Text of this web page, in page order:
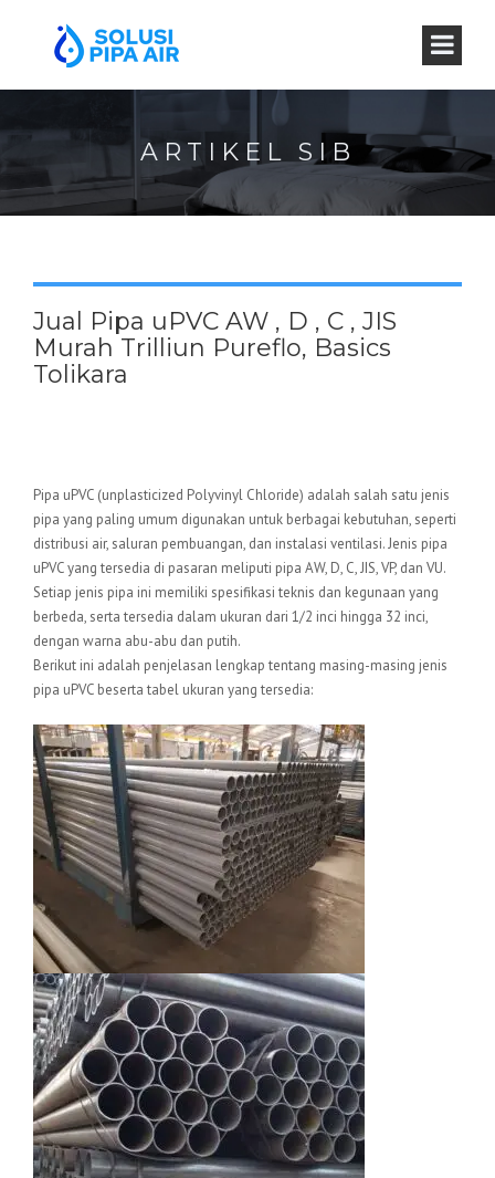
ARTIKEL SIB
Jual Pipa uPVC AW , D , C , JIS
Murah Trilliun Pureflo, Basics
Tolikara
Pipa uPVC (unplasticized Polyvinyl Chloride) adalah salah satu jenis
pipa yang paling umum digunakan untuk berbagai kebutuhan, seperti
distribusi air, saluran pembuangan, dan instalasi ventilasi. Jenis pipa
uPVC yang tersedia di pasaran meliputi pipa AW, D, C, JIS, VP, dan VU.
Setiap jenis pipa ini memiliki spesifikasi teknis dan kegunaan yang
berbeda, serta tersedia dalam ukuran dari 1/2 inci hingga 32 inci,
dengan warna abu-abu dan putih.
Berikut ini adalah penjelasan lengkap tentang masing-masing jenis
pipa uPVC beserta tabel ukuran yang tersedia: